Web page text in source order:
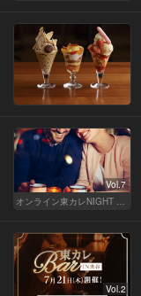
Vol.7
オンライン東カレNIGHT イベント募集
Vol.2